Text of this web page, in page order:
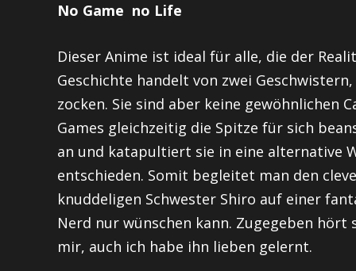
No Game no Life
Dieser Anime ist ideal für alle, die der
Geschichte handelt von zwei
zocken. Sie sind aber keine gewöhnlichen
Games gleichzeitig die Spitze für sich
an und katapultiert sie in eine alternative
entschieden. Somit begleitet man den
knuddeligen Schwester Shiro auf einer
Nerd nur wünschen kann. Zugegeben
mir, auch ich habe ihn lieben gelernt.